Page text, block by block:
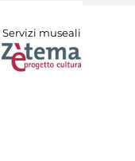
Servizi museali